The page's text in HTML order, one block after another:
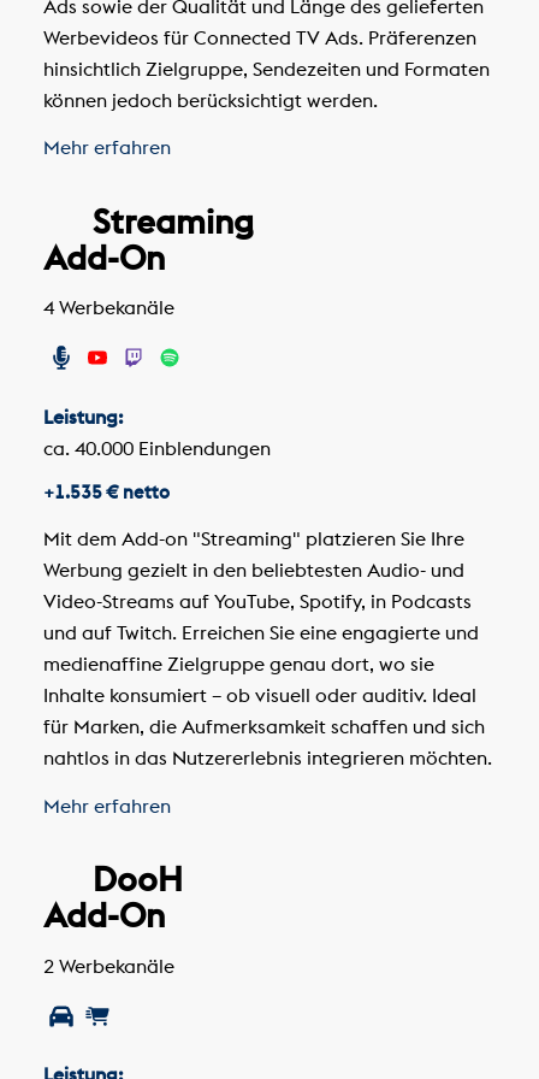
Ads sowie der Qualität und Länge des gelieferten
Werbevideos für Connected TV Ads. Präferenzen
hinsichtlich Zielgruppe, Sendezeiten und Formaten
können jedoch berücksichtigt werden.
Mehr erfahren
Streaming
Add-On
4 Werbekanäle
Leistung:
ca. 40.000 Einblendungen
+1.535 € netto
Mit dem Add-on "Streaming" platzieren Sie Ihre
Werbung gezielt in den beliebtesten Audio- und
Video-Streams auf YouTube, Spotify, in Podcasts
und auf Twitch. Erreichen Sie eine engagierte und
medienaffine Zielgruppe genau dort, wo sie
Inhalte konsumiert – ob visuell oder auditiv. Ideal
für Marken, die Aufmerksamkeit schaffen und sich
nahtlos in das Nutzererlebnis integrieren möchten.
Mehr erfahren
DooH
Add-On
2 Werbekanäle